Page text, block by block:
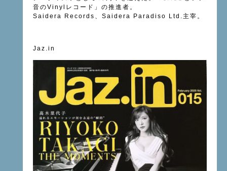
音のVinylレコード」の推進者。
Saidera Records、Saidera Paradiso Ltd.主宰。
Jaz.in